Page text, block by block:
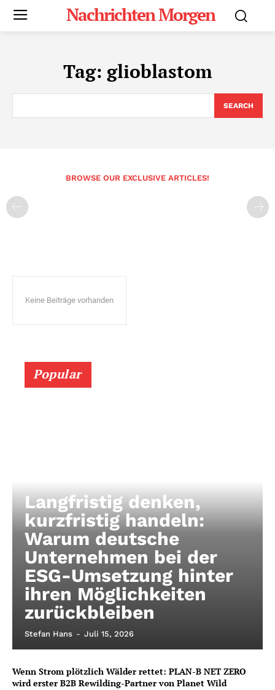
Nachrichten Morgen
Tag: glioblastom
SEARCH
BROWSE OUR EXCLUSIVE ARTICLES!
Keine Beiträge vorhanden
Popular
Langfristig denken,
kurzfristig handeln:
Warum deutsche
Unternehmen bei der
ESG-Umsetzung hinter
ihren Möglichkeiten
zurückbleiben
Stefan Hans - Juli 15, 2026
Wenn Strom plötzlich Wälder rettet: PLAN-B NET ZERO
wird erster B2B Rewilding-Partner von Planet Wild